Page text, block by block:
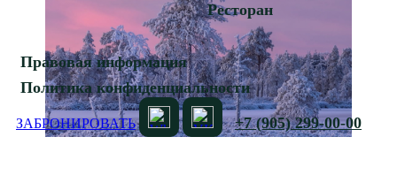
Ресторан
Правовая информация
Политика конфиденциальности
ЗАБРОНИРОВАТЬ +7 (905) 299-00-00